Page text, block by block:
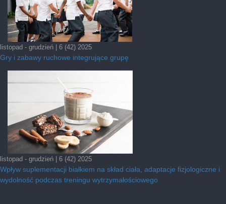
listopad - grudzień | 6 (42) 2025
Gry i zabawy ruchowe integrujące grupę
listopad - grudzień | 6 (42) 2025
Wpływ suplementacji białkiem na skład ciała, adaptacje fizjologiczne i
wydolność podczas treningu wytrzymałościowego